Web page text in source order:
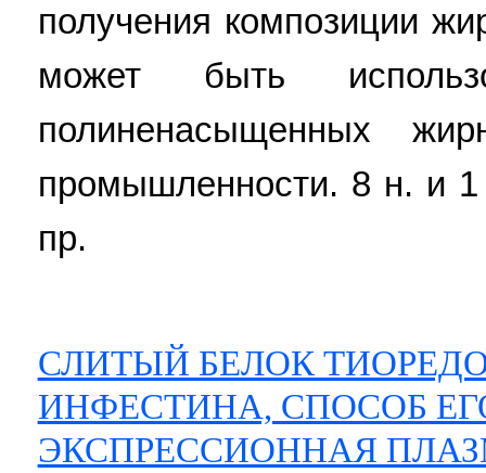
получения композиции
может быть
полиненасыщенных
промышленности. 8 н. и
пр.
СЛИТЫЙ БЕЛОК
ИНФЕСТИНА, СПОСОБ
ЭКСПРЕССИОННАЯ